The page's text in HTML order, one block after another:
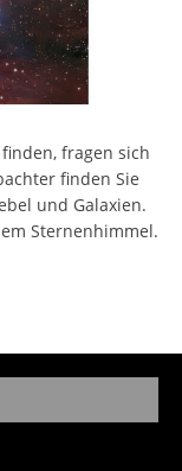
fragen sich
finden Sie
und Galaxien.
Sternenhimmel.